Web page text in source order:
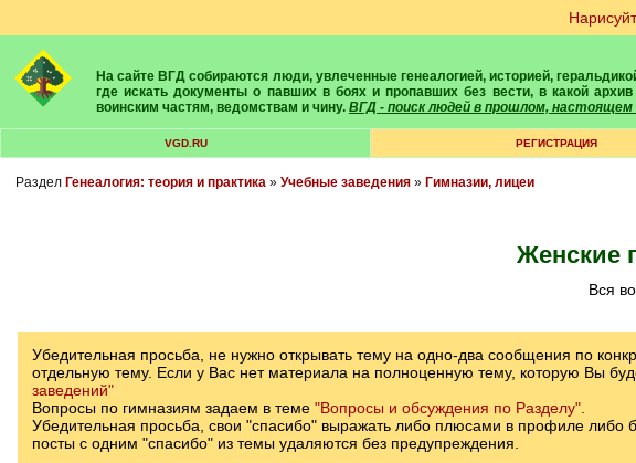
На сайте ВГД собираются люди, увлеченные генеалогией, историей, геральдикой и т.д. Здесь вы найдете собеседников, экспертов, умелых помощников в поисках предков и родственников. Вам подскажут
где искать документы о павших в боях и пропавших без вести, в какой
воинским частям, ведомствам и чину. ВГД - поиск людей в прошлом,
VGD.RU РЕГИСТРАЦИЯ
Раздел Генеалогия: теория и практика» Учебные заведения» Гимназии, лицеи
вся
Убедительная просьба, не нужно открывать тему на одно-два сообщения по
отдельную тему. Если у Вас нет материала на полноценную тему, которую Вы
заведений"
Вопросы по гимназиям задаем в теме "Вопросы и обсуждения по Разделу".
Убедительная просьба, свои "спасибо" выражать либо плюсами в профиле либо
посты с одним "спасибо" из темы удаляются без предупреждения.